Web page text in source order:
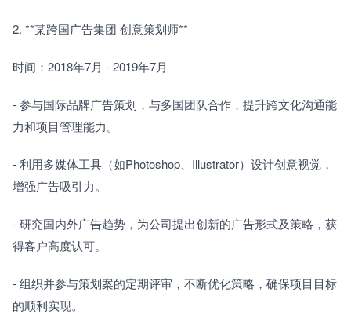
2. **某跨国广告集团 创意策划师**
时间：2018年7月 - 2019年7月
- 参与国际品牌广告策划，与多国团队合作，提升跨文化沟通能
力和项目管理能力。
- 利用多媒体工具（如Photoshop、Illustrator）设计创意视觉，
增强广告吸引力。
- 研究国内外广告趋势，为公司提出创新的广告形式及策略，获
得客户高度认可。
- 组织并参与策划案的定期评审，不断优化策略，确保项目目标
的顺利实现。